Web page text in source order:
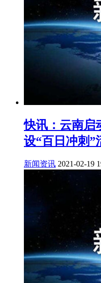
快讯：云南启
设“百日冲刺”
新闻资讯 2021-02-19